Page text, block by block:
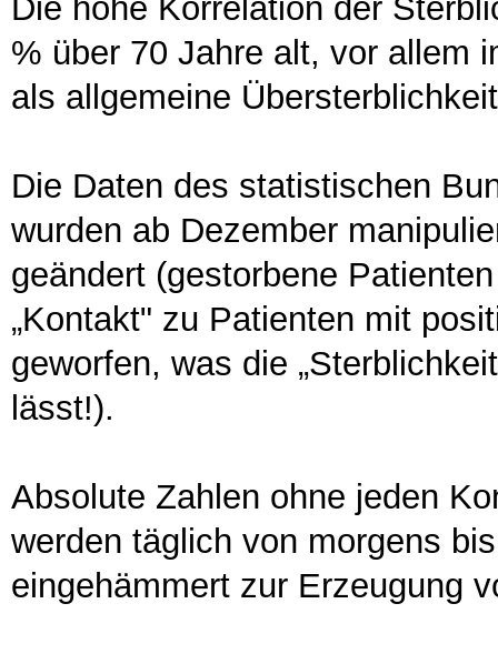
Die hohe Korrelation der
% über 70 Jahre alt, vor allem
als allgemeine
Die Daten des statistischen
wurden ab Dezember
geändert (gestorbene
„Kontakt" zu Patienten mit
geworfen, was die
lässt!).
Absolute Zahlen ohne jeden
werden täglich von morgens
eingehämmert zur Erzeugung